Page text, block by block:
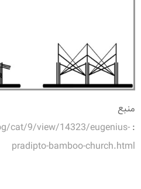
منبع
:
cat/9/view/14323/eugenius-
pradipto-bamboo-church.html